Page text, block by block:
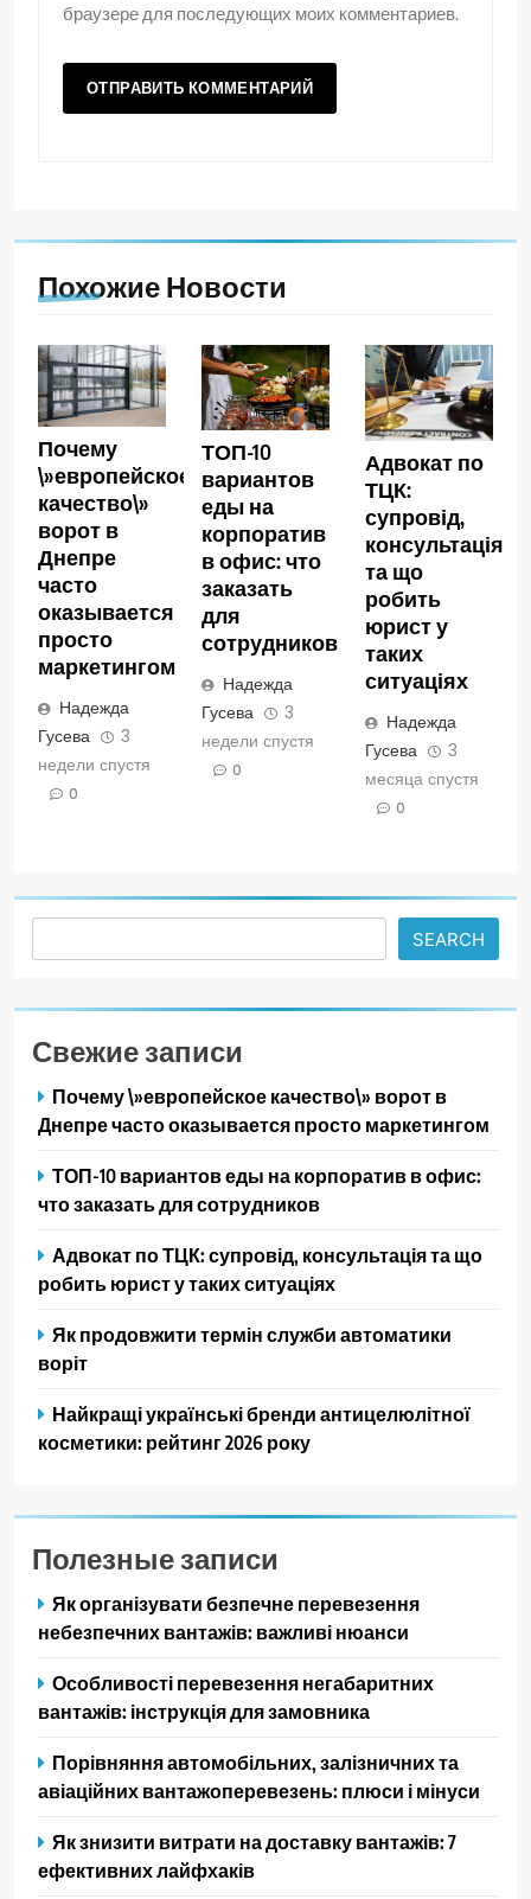
браузере для последующих моих комментариев.
Похожие Новости
Почему
\»европейское
качество\»
ворот в
Днепре
часто
оказывается
просто
маркетингом
Надежда
Гусева
3
недели спустя
0
ТОП-10
вариантов
еды на
корпоратив
в офис: что
заказать
для
сотрудников
Надежда
Гусева
3
недели спустя
0
Адвокат по
ТЦК:
супровід,
консультація
та що
робить
юрист у
таких
ситуаціях
Надежда
Гусева
3
месяца спустя
0
SEARCH
Свежие записи
Почему \»европейское качество\» ворот в
Днепре часто оказывается просто маркетингом
ТОП-10 вариантов еды на корпоратив в офис:
что заказать для сотрудников
Адвокат по ТЦК: супровід, консультація та що
робить юрист у таких ситуаціях
Як продовжити термін служби автоматики
воріт
Найкращі українські бренди антицелюлітної
косметики: рейтинг 2026 року
Полезные записи
Як організувати безпечне перевезення
небезпечних вантажів: важливі нюанси
Особливості перевезення негабаритних
вантажів: інструкція для замовника
Порівняння автомобільних, залізничних та
авіаційних вантажоперевезень: плюси і мінуси
Як знизити витрати на доставку вантажів: 7
ефективних лайфхаків